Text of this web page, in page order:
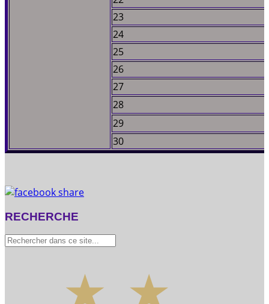
23
24
25
26
27
28
29
30
RECHERCHE